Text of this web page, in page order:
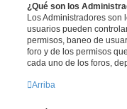
¿Qué son los
Los Administradores son
usuarios pueden
permisos, baneo de
foro y de los permisos
cada uno de los foros,
Arriba